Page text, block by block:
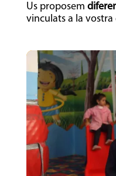
Us proposem
vinculats a la